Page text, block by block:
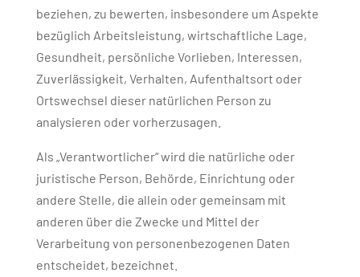
beziehen, zu bewerten, insbesondere um Aspekte
bezüglich Arbeitsleistung, wirtschaftliche Lage,
Gesundheit, persönliche Vorlieben, Interessen,
Zuverlässigkeit, Verhalten, Aufenthaltsort oder
Ortswechsel dieser natürlichen Person zu
analysieren oder vorherzusagen.
Als „Verantwortlicher“ wird die natürliche oder
juristische Person, Behörde, Einrichtung oder
andere Stelle, die allein oder gemeinsam mit
anderen über die Zwecke und Mittel der
Verarbeitung von personenbezogenen Daten
entscheidet, bezeichnet.